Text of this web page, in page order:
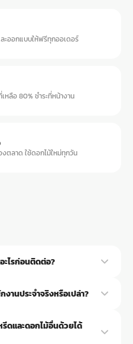
ะออกแบบให้ฟรีทุกออเดอร์
หลือ 80% ชำระที่หน้างาน
ตลาด ใช้ดอกไม้ใหม่ทุกวัน
ะไรก่อนติดต่อ?
ฌาปนกิจ และงบประมาณ ไม่ต้อง
านประจำจริงหรือเปล่า?
อง Aorest ไม่ได้จ้างช่างนอก
รุมากกว่า 5 ปี รู้จักเมรุของวัด
ดและดอกไม้อื่นด้วยได้